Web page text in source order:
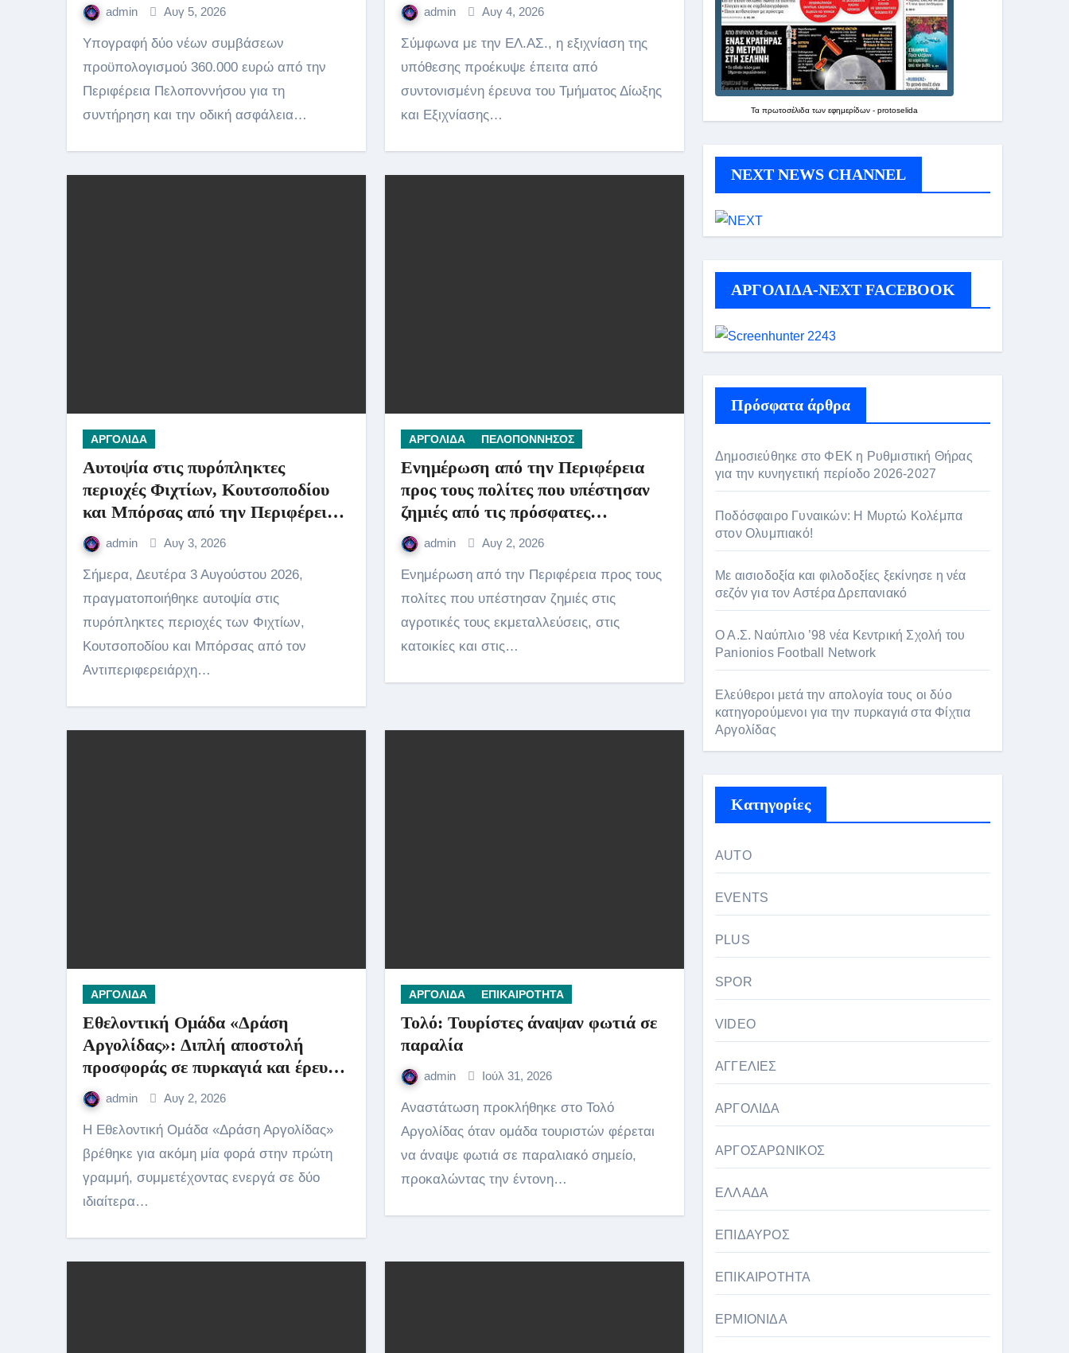
admin Αυγ 5, 2026
Υπογραφή δύο νέων συμβάσεων
προϋπολογισμού 360.000 ευρώ από την
Περιφέρεια Πελοποννήσου για τη
συντήρηση και την οδική ασφάλεια…
admin Αυγ 4, 2026
Σύμφωνα με την ΕΛ.ΑΣ., η εξιχνίαση της
υπόθεσης προέκυψε έπειτα από
συντονισμένη έρευνα του Τμήματος Δίωξης
και Εξιχνίασης…
ΑΡΓΟΛΙΔΑ
Αυτοψία στις πυρόπληκτες
περιοχές Φιχτίων, Κουτσοποδίου
και Μπόρσας από την Περιφέρεια
Πελοποννήσου.
admin Αυγ 3, 2026
Σήμερα, Δευτέρα 3 Αυγούστου 2026,
πραγματοποιήθηκε αυτοψία στις
πυρόπληκτες περιοχές των Φιχτίων,
Κουτσοποδίου και Μπόρσας από τον
Αντιπεριφερειάρχη…
ΑΡΓΟΛΙΔΑ ΠΕΛΟΠΟΝΝΗΣΟΣ
Ενημέρωση από την Περιφέρεια
προς τους πολίτες που υπέστησαν
ζημιές από τις πρόσφατες
πυρκαγιές.
admin Αυγ 2, 2026
Ενημέρωση από την Περιφέρεια προς τους
πολίτες που υπέστησαν ζημιές στις
αγροτικές τους εκμεταλλεύσεις, στις
κατοικίες και στις…
ΑΡΓΟΛΙΔΑ
Εθελοντική Ομάδα «Δράση
Αργολίδας»: Διπλή αποστολή
προσφοράς σε πυρκαγιά και έρευνες
εντοπισμού
admin Αυγ 2, 2026
Η Εθελοντική Ομάδα «Δράση Αργολίδας»
βρέθηκε για ακόμη μία φορά στην πρώτη
γραμμή, συμμετέχοντας ενεργά σε δύο
ιδιαίτερα…
ΑΡΓΟΛΙΔΑ ΕΠΙΚΑΙΡΟΤΗΤΑ
Τολό: Τουρίστες άναψαν φωτιά σε
παραλία
admin Ιούλ 31, 2026
Αναστάτωση προκλήθηκε στο Τολό
Αργολίδας όταν ομάδα τουριστών φέρεται
να άναψε φωτιά σε παραλιακό σημείο,
προκαλώντας την έντονη…
Τα πρωτοσέλιδα των εφημερίδων - protoselida
NEXT NEWS CHANNEL
ΑΡΓΟΛΙΔΑ-ΝΕΧΤ FACEBOOK
Πρόσφατα άρθρα
Δημοσιεύθηκε στο ΦΕΚ η Ρυθμιστική Θήρας
για την κυνηγετική περίοδο 2026-2027
Ποδόσφαιρο Γυναικών: Η Μυρτώ Κολέμπα
στον Ολυμπιακό!
Με αισιοδοξία και φιλοδοξίες ξεκίνησε η νέα
σεζόν για τον Αστέρα Δρεπανιακό
Ο Α.Σ. Ναύπλιο ’98 νέα Κεντρική Σχολή του
Panionios Football Network
Ελεύθεροι μετά την απολογία τους οι δύο
κατηγορούμενοι για την πυρκαγιά στα Φίχτια
Αργολίδας
Kατηγορίες
AUTO
EVENTS
PLUS
SPOR
VIDEO
ΑΓΓΕΛΙΕΣ
ΑΡΓΟΛΙΔΑ
ΑΡΓΟΣΑΡΩΝΙΚΟΣ
ΕΛΛΑΔΑ
ΕΠΙΔΑΥΡΟΣ
ΕΠΙΚΑΙΡΟΤΗΤΑ
ΕΡΜΙΟΝΙΔΑ